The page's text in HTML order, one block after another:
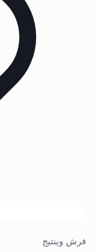
فرش وینتیج